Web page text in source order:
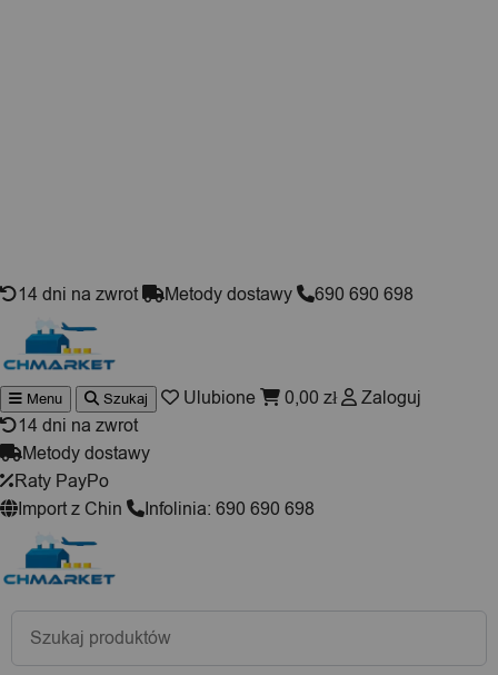
14 dni na zwrot Metody dostawy 690 690 698
Wyszukiwarka
produktów
Menu Szukaj Ulubione 0,00 zł
Zaloguj
14 dni na zwrot
Metody dostawy
Raty PayPo
Import z Chin
Infolinia: 690 690 698
Wyszukiwarka
produktów